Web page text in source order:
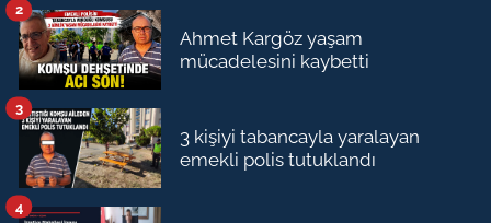
Ahmet Kargöz yaşam
mücadelesini kaybetti
2
3 kişiyi tabancayla yaralayan
emekli polis tutuklandı
3
4